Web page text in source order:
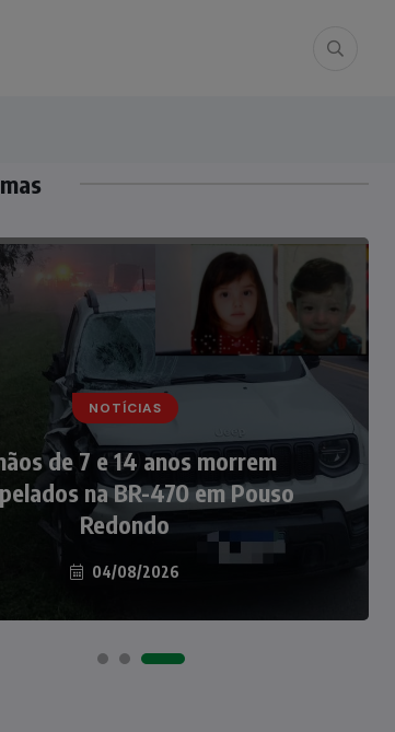
NOTÍCIAS
de 7 e 14 anos morrem
na BR-470 em Pouso
Redondo
04/08/2026
NOTÍCIAS
Menegazzi leva o nome de
ao palco do Programa Silvio
Santos
07/08/2026